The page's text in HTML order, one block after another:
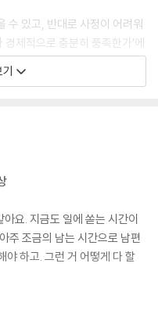
수 있고, 반대로 사정이 어려워
경제적으로 충분히 풍족한가’에
문을 보고 청년들의 주거, 일자
해 왔지만 그건 사실 전혀 구
게 있다. “감히”, “무섭다”, “엄
나 외국에서 아이를 키우는 한
말이었다. “힘들다”라거나 “돈
하는 경우는 있어도 아이 키우
표현하는 사람은 보지 못했다.
우기 힘든 걸 넘어 무서워진 세
요. 지금도 일에 쏟는 시간이
주 조금의 남는 시간으로 남편
야 하고. 그런 거 어떻게 다 할